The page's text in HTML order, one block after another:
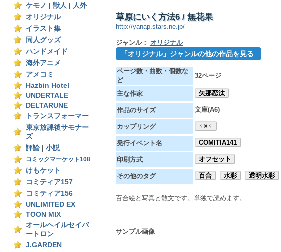
ケモノ 獣人
人外
オリジナル
イラスト集
同人グッズ
ハンドメイド
海外アニメ
アメコミ
Hazbin Hotel
UNDERTALE
DELTARUNE
トランスフォーマー
東京放課後サモナー
ズ
評論
小説
コミックマーケット108
けもケット
コミティア157
コミティア156
UNLIMITED EX
TOON MIX
オールヘイルセイバ
ートロン
J.GARDEN
草原にいく方法6 / 無花果
http://yanap.stars.ne.jp/
ジャンル： オリジナル
「オリジナル」ジャンルの他の作品を見る
ページ数・曲数・個数な
ど
32ページ
主な作家 矢那恋汰
作品のサイズ 文庫(A6)
カップリング ♀×♀
発行イベント名 COMITIA141
印刷方式 オフセット
その他のタグ 百合 水彩 透明水彩
百合絵と写真と散文です。単独で読めます。
サンプル画像